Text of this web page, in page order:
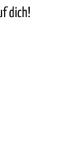
dich!